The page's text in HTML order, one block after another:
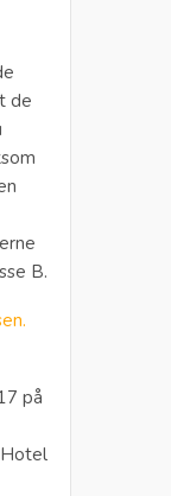
de
B.
på